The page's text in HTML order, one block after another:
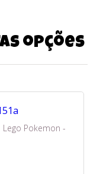
opções
Lego Pokemon -